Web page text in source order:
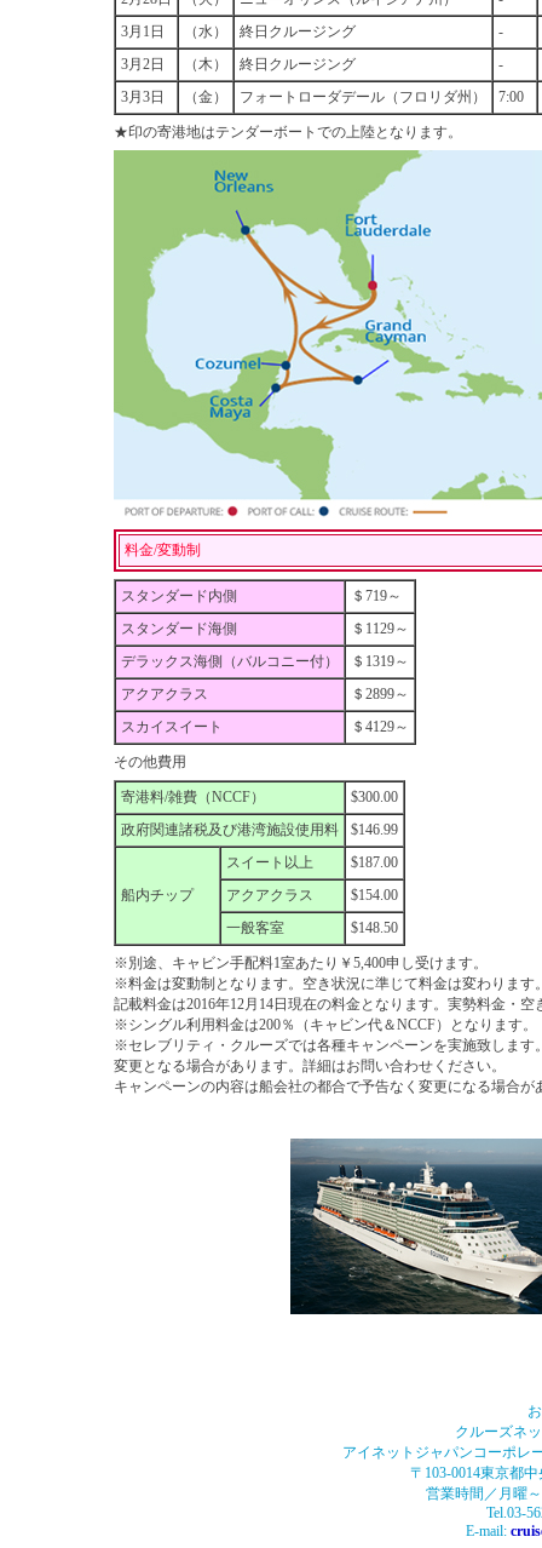
3月1日
（水） 終日クルージング
-
3月2日
（木） 終日クルージング
-
3月3日
（金） フォートローダデール（フロリダ州） 7:00
★印の寄港地はテンダーボートでの上陸となります。
料金/変動制
スタンダード内側
＄719～
スタンダード海側
＄1129～
デラックス海側（バルコニー付）
＄1319～
アクアクラス
＄2899～
スカイスイート
＄4129～
その他費用
寄港料/雑費（NCCF）
$300.00
政府関連諸税及び港湾施設使用料
$146.99
船内チップ
スイート以上
$187.00
アクアクラス
$154.00
一般客室
$148.50
※別途、キャビン手配料1室あたり￥5,400申し受けます。
※料金は変動制となります。空き状況に準じて料金は変わります
記載料金は2016年12月14日現在の料金となります。実勢料金・
※シングル利用料金は200％（キャビン代＆NCCF）となります。
※セレブリティ・クルーズでは各種キャンペーンを実施致しま
変更となる場合があります。詳細はお問い合わせください。
キャンペーンの内容は船会社の都合で予告なく変更になる場合が
クルーズネ
アイネットジャパンコーポ
〒103-0014東京都
営業時間／月曜
Tel.03-
E-mail: